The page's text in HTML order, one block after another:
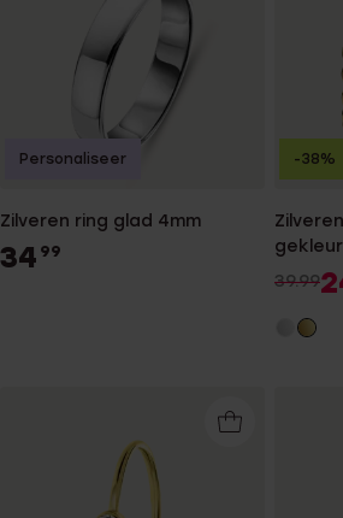
Zilveren ring glad 4mm
34 99
Personaliseer
39.99
-38%